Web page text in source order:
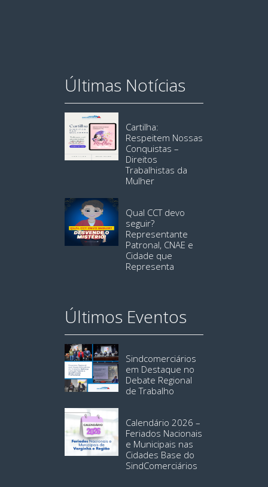
Últimas Notícias
Cartilha:
Respeitem Nossas
Conquistas –
Direitos
Trabalhistas da
Mulher
Qual CCT devo
seguir?
Representante
Patronal, CNAE e
Cidade que
Representa
Últimos Eventos
Sindcomerciários
em Destaque no
Debate Regional
de Trabalho
Calendário 2026 –
Feriados Nacionais
e Municipais nas
Cidades Base do
SindComerciários